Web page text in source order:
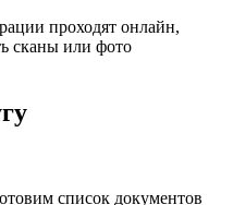
проходят онлайн,
сканы или фото
список документов